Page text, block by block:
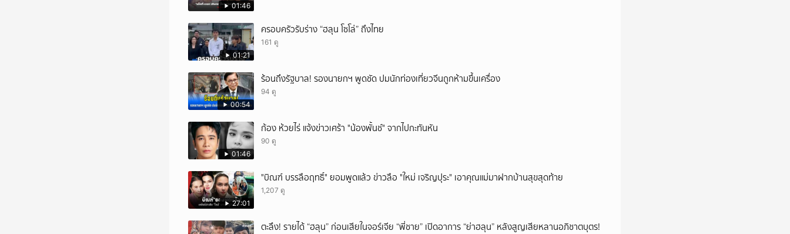
01:46
01:21
ครอบครัวรับร่าง “ฮลุน โซโล่” ถึงไทย
161 ดู
00:54
ร้อนถึงรัฐบาล! รองนายกฯ พูดชัด ปมนักท่องเที่ยวจีนถูกห้ามขึ้นเครื่อง
94 ดู
01:46
ก้อง ห้วยไร่ แจ้งข่าวเศร้า "น้องพั้นช์" จากไปกะทันหัน
90 ดู
27:01
"บิณฑ์ บรรลือฤทธิ์" ยอมพูดแล้ว ข่าวลือ "ใหม่ เจริญปุระ" เอาคุณแม่มาฝากบ้านสุขสุดท้าย
1,207 ดู
ตะลึง! รายได้ “ฮลุน” ก่อนเสียในจอร์เจีย “พี่ชาย” เปิดอาการ “ย่าฮลุน” หลังสูญเสียหลานอภิชาตบุตร!